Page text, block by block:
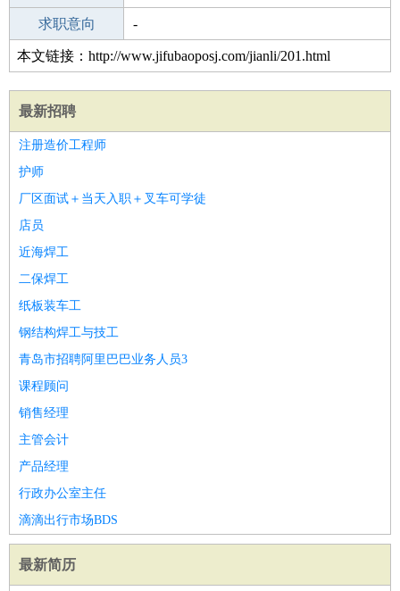
外语水平
求职意向 -
本文链接：http://www.jifubaoposj.com/jianli/201.html
最新招聘
注册造价工程师
护师
厂区面试＋当天入职＋叉车可学徒
店员
近海焊工
二保焊工
纸板装车工
钢结构焊工与技工
青岛市招聘阿里巴巴业务人员3
课程顾问
销售经理
主管会计
产品经理
行政办公室主任
滴滴出行市场BDS
最新简历